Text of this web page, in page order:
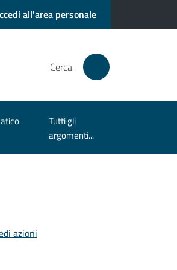
all'area personale
Cerca
Tutti gli
argomenti...
azioni